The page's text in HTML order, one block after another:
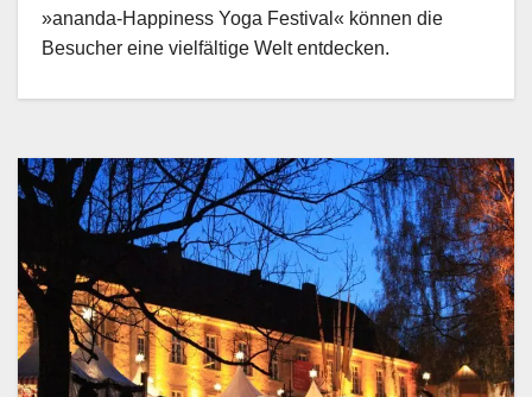
»ananda-Happiness Yoga Festival« können die
Besucher eine vielfältige Welt entdecken.